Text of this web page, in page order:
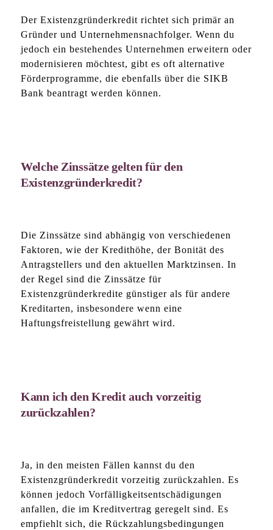
Der Existenzgründerkredit richtet sich primär an
Gründer und Unternehmensnachfolger. Wenn du
jedoch ein bestehendes Unternehmen erweitern oder
modernisieren möchtest, gibt es oft alternative
Förderprogramme, die ebenfalls über die SIKB
Bank beantragt werden können.
Welche Zinssätze gelten für den
Existenzgründerkredit?
Die Zinssätze sind abhängig von verschiedenen
Faktoren, wie der Kredithöhe, der Bonität des
Antragstellers und den aktuellen Marktzinsen. In
der Regel sind die Zinssätze für
Existenzgründerkredite günstiger als für andere
Kreditarten, insbesondere wenn eine
Haftungsfreistellung gewährt wird.
Kann ich den Kredit auch vorzeitig
zurückzahlen?
Ja, in den meisten Fällen kannst du den
Existenzgründerkredit vorzeitig zurückzahlen. Es
können jedoch Vorfälligkeitsentschädigungen
anfallen, die im Kreditvertrag geregelt sind. Es
empfiehlt sich, die Rückzahlungsbedingungen